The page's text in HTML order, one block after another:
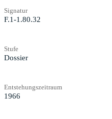
Signatur
F.1-1.80.32
Stufe
Dossier
Entstehungszeitraum
1966